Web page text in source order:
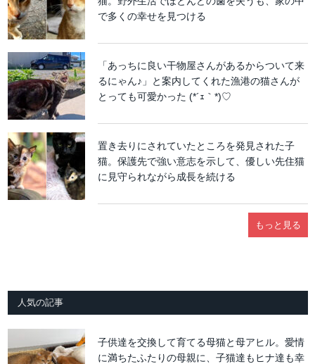
で多くの幸せを見つける
「あっちに良い干物屋さんがあるからついて来
るにゃん♪」と案内してくれた漁港の猫さんが
とっても可愛かった (*´ｪ｀*)♡
置き去りにされていたところを発見された子
猫。保護先で強い意志を示して、優しい先住猫
に見守られながら成長を続ける
もっと見る
人気の記事
子供達を交換して育てる母猫と母アヒル。愛情
に満ちたふたりの母親に、子猫達もヒナ達も幸